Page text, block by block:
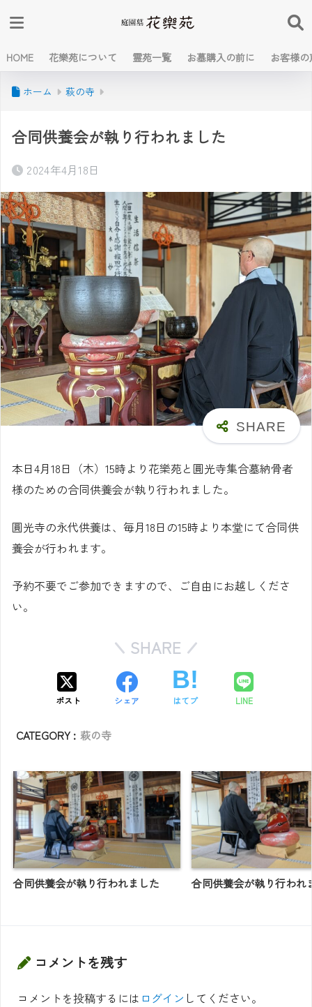
HOME 花樂苑について 霊苑一覧 お墓購入の前に お客様の
ホーム 萩の寺
合同供養会が執り行われました
2024年4月18日
本日4月18日（木）15時より花樂苑と圓光寺集合墓納骨者
様のための合同供養会が執り行われました。
圓光寺の永代供養は、毎月18日の15時より本堂にて合同供
養会が行われます。
予約不要でご参加できますので、ご自由にお越しくださ
い。
SHARE
ポスト シェア はてブ LINE
CATEGORY : 萩の寺
合同供養会が執り行われました 合同供養会が執り行われ
コメントを残す
コメントを投稿するには ログイン してください。